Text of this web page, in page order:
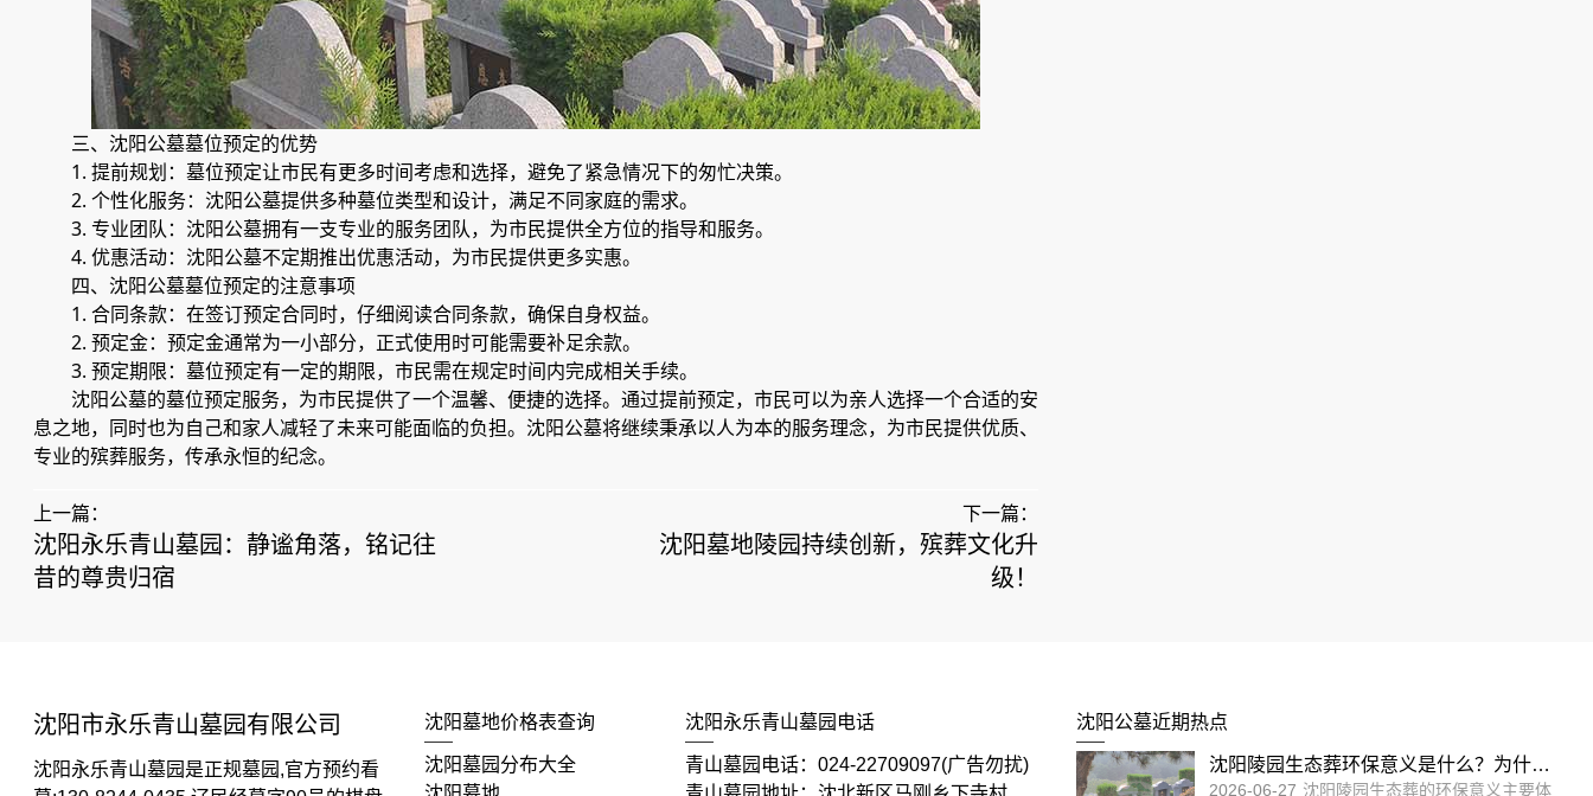
三、沈阳公墓墓位预定的优势
1. 提前规划：墓位预定让市民有更多时间考虑和选择，避免了紧急情况下的匆忙决策。
2. 个性化服务：沈阳公墓提供多种墓位类型和设计，满足不同家庭的需求。
3. 专业团队：沈阳公墓拥有一支专业的服务团队，为市民提供全方位的指导和服务。
4. 优惠活动：沈阳公墓不定期推出优惠活动，为市民提供更多实惠。
四、沈阳公墓墓位预定的注意事项
1. 合同条款：在签订预定合同时，仔细阅读合同条款，确保自身权益。
2. 预定金：预定金通常为一小部分，正式使用时可能需要补足余款。
3. 预定期限：墓位预定有一定的期限，市民需在规定时间内完成相关手续。
沈阳公墓的墓位预定服务，为市民提供了一个温馨、便捷的选择。通过提前预定，市民可以为亲人选择一个合适的安
息之地，同时也为自己和家人减轻了未来可能面临的负担。沈阳公墓将继续秉承以人为本的服务理念，为市民提供优质、
专业的殡葬服务，传承永恒的纪念。
上一篇：
沈阳永乐青山墓园：静谧角落，铭记往
昔的尊贵归宿
下一篇：
沈阳墓地陵园持续创新，殡葬文化升
级！
沈阳市永乐青山墓园有限公司
沈阳永乐青山墓园是正规墓园,官方预约看
沈阳墓地价格表查询
沈阳墓园分布大全
沈阳永乐青山墓园电话
青山墓园电话：024-22709097(广告勿扰)
沈阳公墓近期热点
息、家属寄托哀思的目的。
静，憧憬一份追忆
市，不仅以其独特的风土人情吸引着无数游客，
忆——永乐青山墓园
沈阳陵园生态葬环保意义是什么？为什么
2026-06-27 沈阳陵园生态葬的环保意义主要体